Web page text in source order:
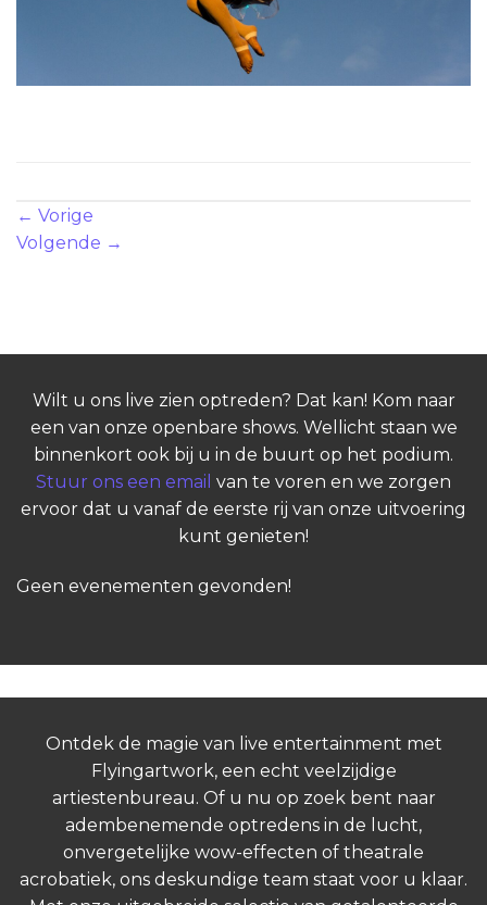
← Vorige
Volgende →
Wilt u ons live zien optreden? Dat kan! Kom naar
een van onze openbare shows. Wellicht staan we
binnenkort ook bij u in de buurt op het podium.
Stuur ons een email van te voren en we zorgen
ervoor dat u vanaf de eerste rij van onze uitvoering
kunt genieten!
Geen evenementen gevonden!
Ontdek de magie van live entertainment met
Flyingartwork, een echt veelzijdige
artiestenbureau. Of u nu op zoek bent naar
adembenemende optredens in de lucht,
onvergetelijke wow-effecten of theatrale
acrobatiek, ons deskundige team staat voor u klaar.